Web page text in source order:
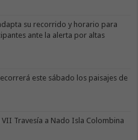
su recorrido y horario para
ante la alerta por altas
este sábado los paisajes de
Travesía a Nado Isla Colombina